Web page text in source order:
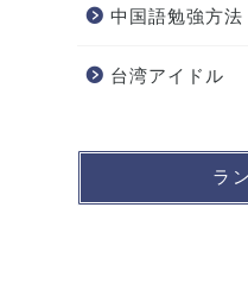
中国語勉強方法
台湾アイドル
ラ